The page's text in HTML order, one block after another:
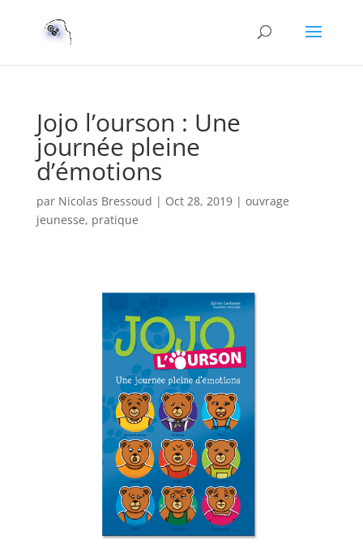
Jojo l’ourson : Une
journée pleine
d’émotions
par Nicolas Bressoud | Oct 28, 2019| ouvrage
jeunesse, pratique